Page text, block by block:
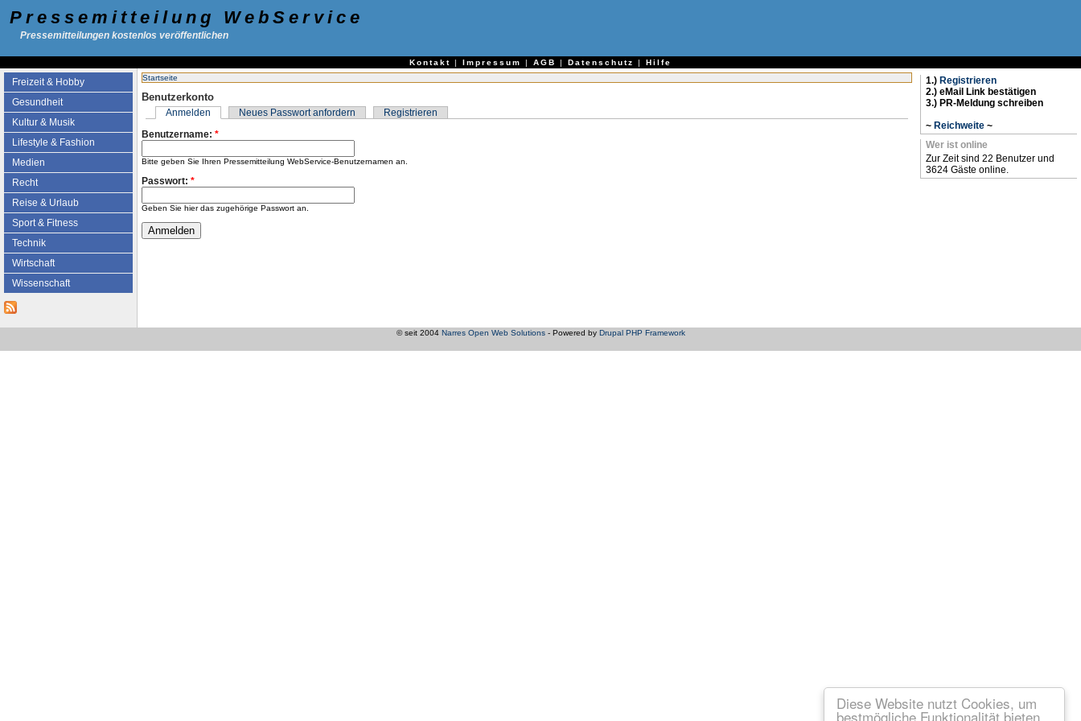
Diese Website nutzt Cookies, um
bestmögliche Funktionalität bieten
Pressemitteilung WebService
Pressemitteilungen kostenlos veröffentlichen
Kontakt | Impressum | AGB | Datenschutz | Hilfe
Freizeit & Hobby
Gesundheit
Kultur & Musik
Lifestyle & Fashion
Medien
Recht
Reise & Urlaub
Sport & Fitness
Technik
Wirtschaft
Wissenschaft
Startseite
Benutzerkonto
Anmelden Neues Passwort anfordern
Registrieren
Benutzername: *
Bitte geben Sie Ihren Pressemitteilung WebService-Benutzernamen an.
Passwort: *
Geben Sie hier das zugehörige Passwort an.
1.) Registrieren
2.) eMail Link bestätigen
3.) PR-Meldung schreiben
~ Reichweite ~
Wer ist online
Zur Zeit sind 22 Benutzer und
3624 Gäste online.
© seit 2004 Narres Open Web Solutions- Powered by Drupal PHP Framework